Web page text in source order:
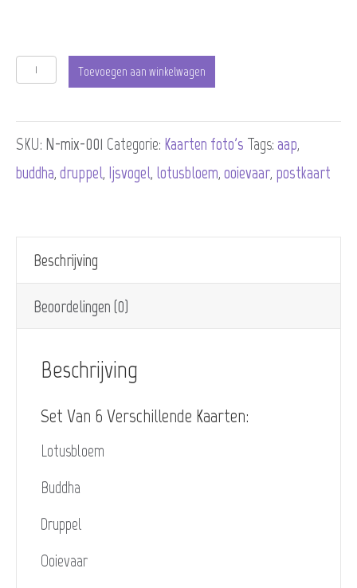
Kaartenset
1
(6
stuks)
Toevoegen aan winkelwagen
SKU: N-mix-001 Categorie: Kaarten foto's Tags: aap,
buddha, druppel, Ijsvogel, lotusbloem, ooievaar, postkaart
Beschrijving
Beoordelingen (0)
Beschrijving
Set Van 6 Verschillende Kaarten:
Lotusbloem
Buddha
Druppel
Ooievaar